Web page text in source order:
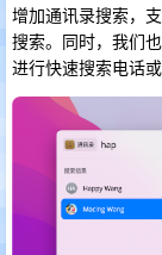
增加通讯录搜索，
搜索。同时，我们
进行快速搜索电话或